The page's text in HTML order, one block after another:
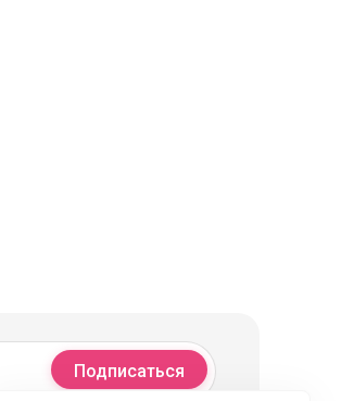
Подписаться